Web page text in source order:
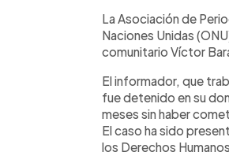
►
La Asociación de
Naciones Unidas
comunitario Víctor
El informador, que
fue detenido en su
meses sin haber
El caso ha sido
los Derechos